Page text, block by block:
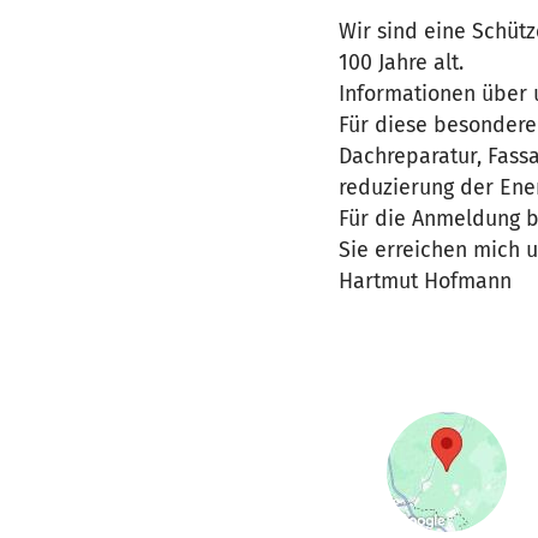
Wir sind eine
100 Jahre alt.
Informationen über
Für diese
Dachreparatur,
reduzierung der
Für die Anmeldung
Sie erreichen mich
Hartmut Hofmann